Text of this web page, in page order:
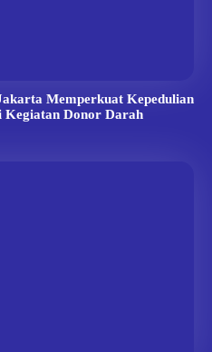
Memperkuat Kepedulian
Kegiatan Donor Darah